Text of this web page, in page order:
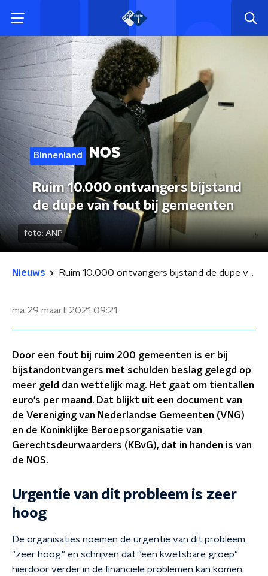
Binnenland
Ruim 10.000 ontvangers bijstand
de dupe van fout bij gemeenten
foto: ANP
Nieuws Ruim 10.000 ontvangers bijstand de dupe van fout bij gemeenten
ma 29 maart 2021 09:21
Door een fout bij ruim 200 gemeenten is er bij
bijstandontvangers met schulden beslag gelegd op
meer geld dan wettelijk mag. Het gaat om tientallen
euro's per maand. Dat blijkt uit een document van
de Vereniging van Nederlandse Gemeenten (VNG)
en de Koninklijke Beroepsorganisatie van
Gerechtsdeurwaarders (KBvG), dat in handen is van
de NOS.
Urgentie van dit probleem is zeer
hoog
De organisaties noemen de urgentie van dit probleem
"zeer hoog" en schrijven dat "een kwetsbare groep"
hierdoor verder in de financiële problemen kan komen.